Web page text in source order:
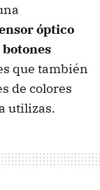
óptico
que también
de colores
utilizas.